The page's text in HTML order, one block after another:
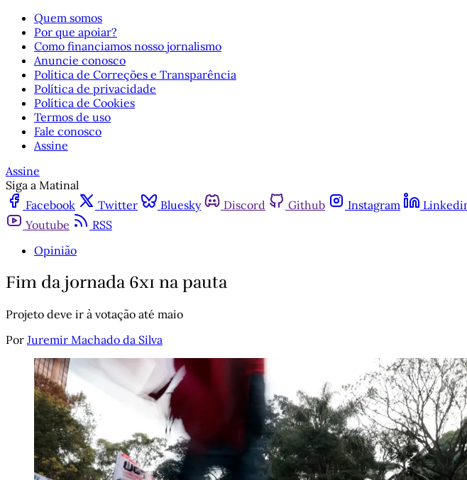
Quem somos
Por que apoiar?
Como financiamos nosso jornalismo
Anuncie conosco
Política de Correções e Transparência
Política de privacidade
Política de Cookies
Termos de uso
Fale conosco
Assine
Assine
Siga a Matinal
Facebook
Twitter Bluesky Discord Github Instagram
Youtube
RSS
Opinião
Fim da jornada 6x1 na pauta
Projeto deve ir à votação até maio
Por Juremir Machado da Silva